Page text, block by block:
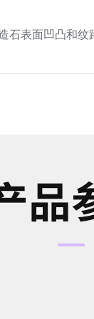
石表面凹凸和